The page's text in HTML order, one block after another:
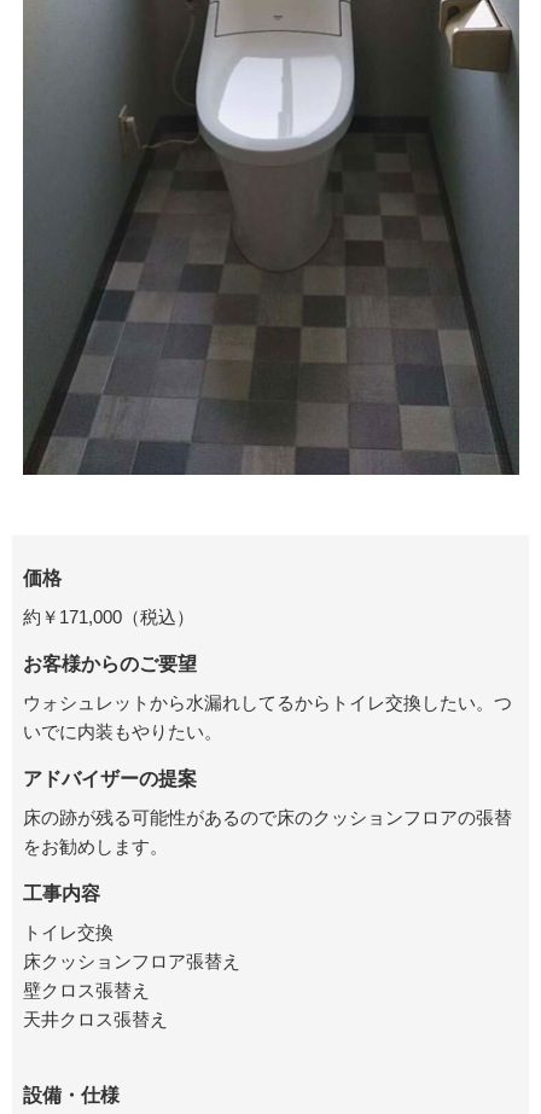
価格
約￥171,000（税込）
お客様からのご要望
ウォシュレットから水漏れしてるからトイレ交換したい。つ
いでに内装もやりたい。
アドバイザーの提案
床の跡が残る可能性があるので床のクッションフロアの張替
をお勧めします。
工事内容
トイレ交換
床クッションフロア張替え
壁クロス張替え
天井クロス張替え
設備・仕様